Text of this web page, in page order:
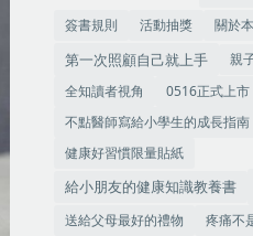
簽書規則 活動抽獎 關於
第一次照顧自己就上手
親
全知讀者視角
0516正式上市
不點醫師寫給小學生的成長指南
健康好習慣限量貼紙
給小朋友的健康知識教養書
送給父母最好的禮物
疼痛不